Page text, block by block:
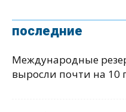
последние
Международные
выросли почти на 10